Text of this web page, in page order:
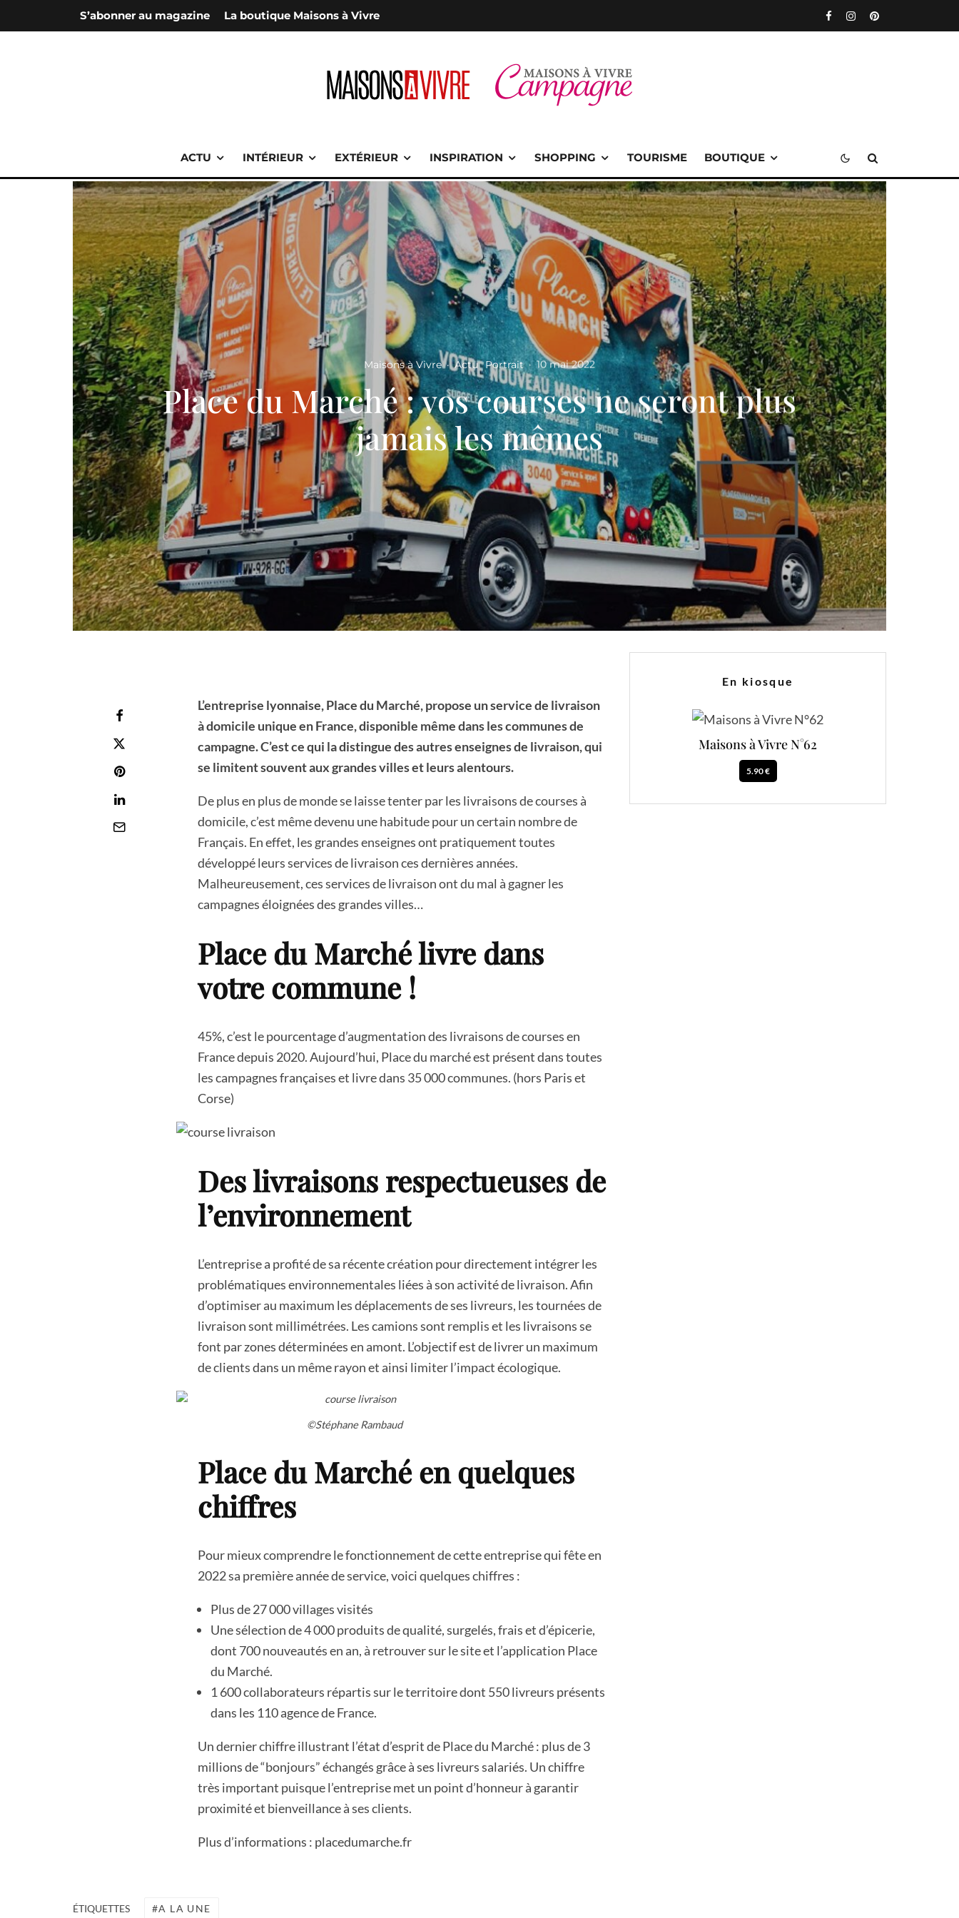
S’abonner au magazine La boutique Maisons à Vivre
ACTU INTÉRIEUR EXTÉRIEUR INSPIRATION SHOPPING TOURISME BOUTIQUE
Maisons à Vivre · Actu Portrait · 10 mai 2022
Place du Marché : vos courses ne seront plus
jamais les mêmes
L’entreprise lyonnaise, Place du Marché, propose un service de livraison
à domicile unique en France, disponible même dans les communes de
campagne. C’est ce qui la distingue des autres enseignes de livraison, qui
se limitent souvent aux grandes villes et leurs alentours.
De plus en plus de monde se laisse tenter par les livraisons de courses à
domicile, c’est même devenu une habitude pour un certain nombre de
Français. En effet, les grandes enseignes ont pratiquement toutes
développé leurs services de livraison ces dernières années.
Malheureusement, ces services de livraison ont du mal à gagner les
campagnes éloignées des grandes villes…
Place du Marché livre dans
votre commune !
45%, c’est le pourcentage d’augmentation des livraisons de courses en
France depuis 2020. Aujourd’hui, Place du marché est présent dans toutes
les campagnes françaises et livre dans 35 000 communes. (hors Paris et
Corse)
Des livraisons respectueuses de
l’environnement
L’entreprise a profité de sa récente création pour directement intégrer les
problématiques environnementales liées à son activité de livraison. Afin
d’optimiser au maximum les déplacements de ses livreurs, les tournées de
livraison sont millimétrées. Les camions sont remplis et les livraisons se
font par zones déterminées en amont. L’objectif est de livrer un maximum
de clients dans un même rayon et ainsi limiter l’impact écologique.
©Stéphane Rambaud
Place du Marché en quelques
chiffres
Pour mieux comprendre le fonctionnement de cette entreprise qui fête en
2022 sa première année de service, voici quelques chiffres :
Plus de 27 000 villages visités
Une sélection de 4 000 produits de qualité, surgelés, frais et d’épicerie,
dont 700 nouveautés en an, à retrouver sur le site et l’application Place
du Marché.
1 600 collaborateurs répartis sur le territoire dont 550 livreurs présents
dans les 110 agence de France.
Un dernier chiffre illustrant l’état d’esprit de Place du Marché : plus de 3
millions de “bonjours” échangés grâce à ses livreurs salariés. Un chiffre
très important puisque l’entreprise met un point d’honneur à garantir
proximité et bienveillance à ses clients.
Plus d’informations : placedumarche.fr
ÉTIQUETTES A LA UNE
En kiosque
Maisons à Vivre N°62
5.90 €